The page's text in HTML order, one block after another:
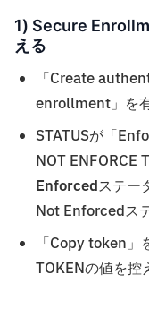
1) Secure
える
「Create
enrollment」を
STATUSが「
NOT ENFORCE
Enforcedステー
Not Enforcedス
「Copy token
TOKENの値を控